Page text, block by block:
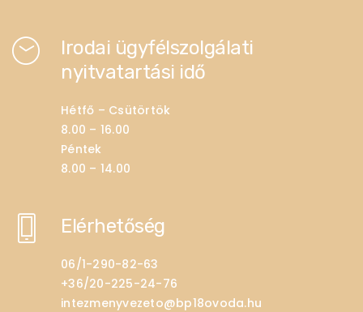
Irodai ügyfélszolgálati
nyitvatartási idő
Hétfő – Csütörtök
8.00 – 16.00
Péntek
8.00 – 14.00
Elérhetőség
06/1-290-82-63
+36/20-225-24-76
intezmenyvezeto@bp18ovoda.hu